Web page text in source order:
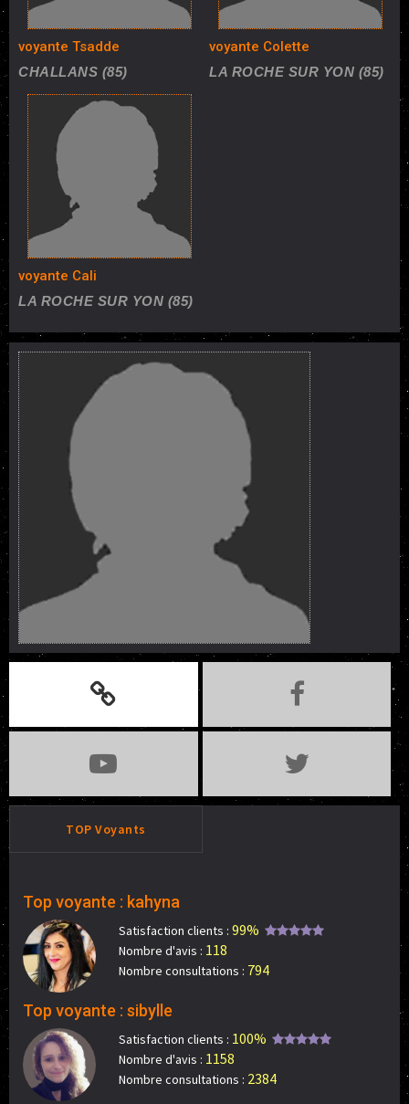
voyante Tsadde
CHALLANS (85)
voyante Colette
LA ROCHE SUR YON (85)
voyante Cali
LA ROCHE SUR YON (85)
TOP Voyants
Top voyante : kahyna
Satisfaction clients : 99%
Nombre d'avis : 118
Nombre consultations : 794
Top voyante : sibylle
Satisfaction clients : 100%
Nombre d'avis : 1158
Nombre consultations : 2384